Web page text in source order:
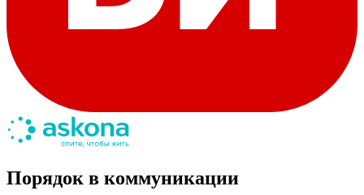
Порядок в коммуникации